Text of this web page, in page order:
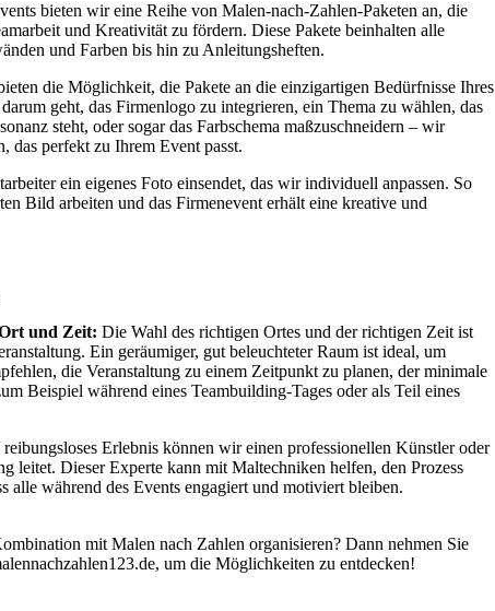
bieten wir eine Reihe von Malen-nach-Zahlen-Paketen an, die
und Kreativität zu fördern. Diese Pakete beinhalten alle
und Farben bis hin zu Anleitungsheften.
die Möglichkeit, die Pakete an die einzigartigen Bedürfnisse Ihres
geht, das Firmenlogo zu integrieren, ein Thema zu wählen, das
steht, oder sogar das Farbschema maßzuschneidern – wir
das perfekt zu Ihrem Event passt.
ein eigenes Foto einsendet, das wir individuell anpassen. So
Bild arbeiten und das Firmenevent erhält eine kreative und
und Zeit: Die Wahl des richtigen Ortes und der richtigen Zeit ist
Ein geräumiger, gut beleuchteter Raum ist ideal, um
die Veranstaltung zu einem Zeitpunkt zu planen, der minimale
Beispiel während eines Teambuilding-Tages oder als Teil eines
Erlebnis können wir einen professionellen Künstler oder
leitet. Dieser Experte kann mit Maltechniken helfen, den Prozess
alle während des Events engagiert und motiviert bleiben.
mit Malen nach Zahlen organisieren? Dann nehmen Sie
, um die Möglichkeiten zu entdecken!